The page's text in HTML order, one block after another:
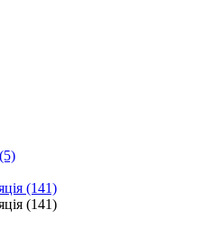
(141)
(141)